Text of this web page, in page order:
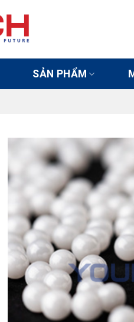
SẢN PHẨM